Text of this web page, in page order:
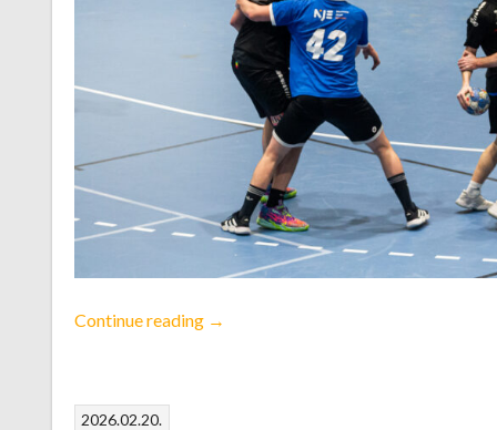
Continue reading
„NBII
→
2026.02.20.